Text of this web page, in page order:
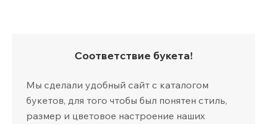
Соответствие букета!
Мы сделали удобный сайт с каталогом
букетов, для того чтобы был понятен стиль,
размер и цветовое настроение наших